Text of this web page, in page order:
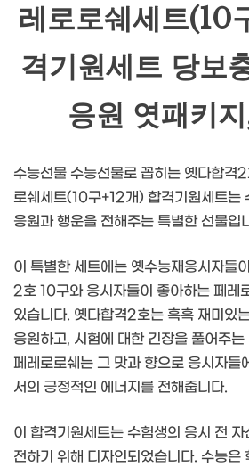
레로로쉐세트(10
격기원세트 당보
응원 엿패키
수능선물 수능선물로 꼽히는 옛다합격
로쉐세트(10구+12개) 합격기원세트는
응원과 행운을 전해주는 특별한 선물입
이 특별한 세트에는 옛수능재응시자들
2호 10구와 응시자들이 좋아하는 페레
있습니다. 옛다합격2호는 흑흑 재미있
응원하고, 시험에 대한 긴장을 풀어주
페레로로쉐는 그 맛과 향으로 응시자들
서의 긍정적인 에너지를 전해줍니다.
이 합격기원세트는 수험생의 응시 전
전하기 위해 디자인되었습니다. 수능은